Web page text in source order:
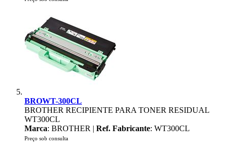
BROWT-300CL
BROTHER RECIPIENTE PARA TONER RESIDUAL
WT300CL
Marca: BROTHER | Ref. Fabricante: WT300CL
Preço sob consulta